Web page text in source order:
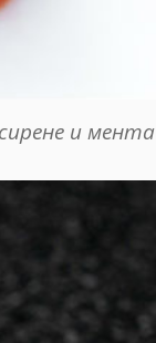
и мента